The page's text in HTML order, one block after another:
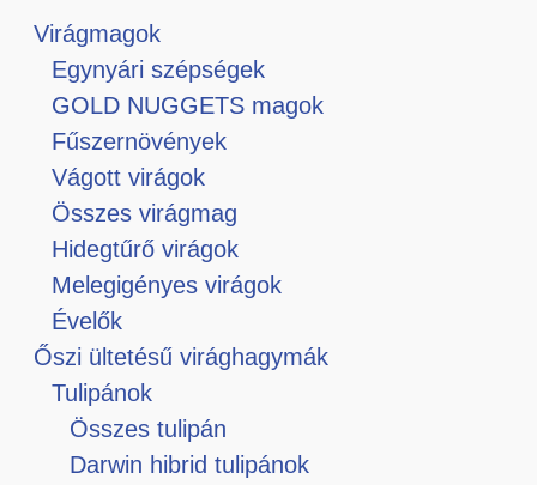
Virágmagok
Egynyári szépségek
GOLD NUGGETS magok
Fűszernövények
Vágott virágok
Összes virágmag
Hidegtűrő virágok
Melegigényes virágok
Évelők
Őszi ültetésű virághagymák
Tulipánok
Összes tulipán
Darwin hibrid tulipánok